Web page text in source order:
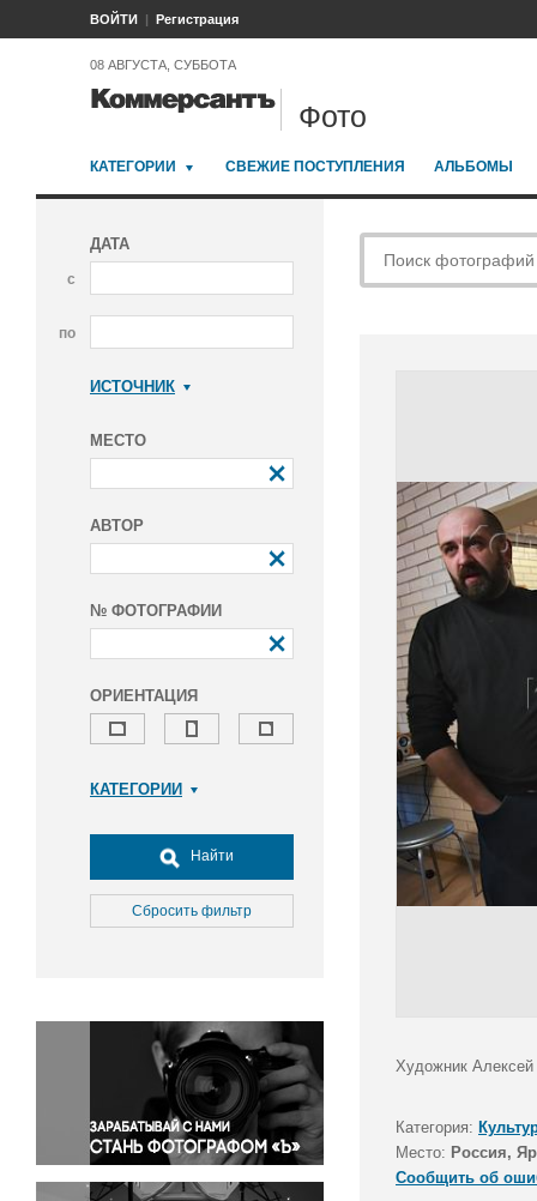
ВОЙТИ Регистрация
08 АВГУСТА, СУББОТА
Фото
КАТЕГОРИИ СВЕЖИЕ ПОСТУПЛЕНИЯ АЛЬБОМЫ
ДАТА
с
по
ИСТОЧНИК
МЕСТО
АВТОР
№ ФОТОГРАФИИ
ОРИЕНТАЦИЯ
КАТЕГОРИИ
Досуг, туризм и отдых
Культура
Медицина
Окружающая среда
Политика
Правосудие
Происшествия и конфликты
Религия
Светская жизнь
Найти
Сбросить фильтр
Художник
Категория:
Место: Россия,
Сообщить об